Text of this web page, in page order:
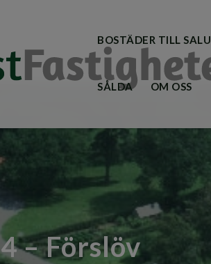
BOSTÄDER TILL SALU
SÅLDA OM OSS
– Förslöv